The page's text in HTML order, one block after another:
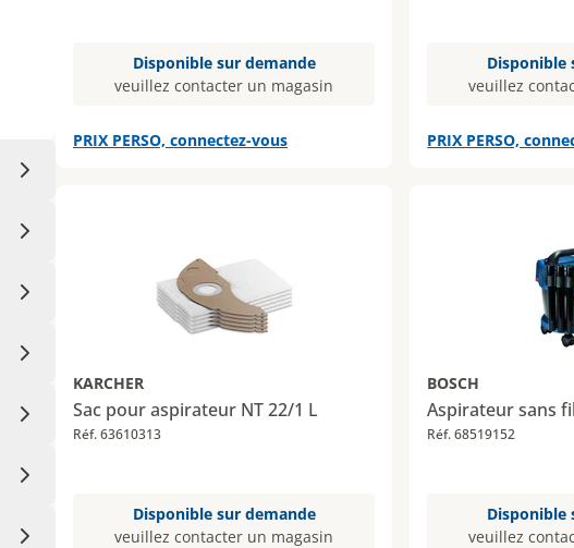
Disponible sur demande
veuillez contacter un magasin
PRIX PERSO, connectez-vous
Disponible
veuillez
PRIX PERSO,
KARCHER
Sac pour aspirateur NT 22/1 L
Réf. 63610313
Disponible sur demande
veuillez contacter un magasin
BOSCH
Aspirateur sans
Réf. 68519152
Disponible
veuillez